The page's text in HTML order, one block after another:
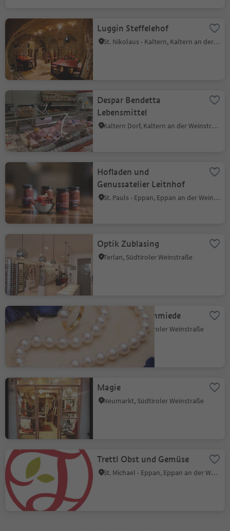
Luggin Steffelehof
St. Nikolaus - Kaltern, Kaltern an der Weinstraße, Südtiroler Weinstraße
Despar Bendetta
Lebensmittel
Kaltern Dorf, Kaltern an der Weinstraße, Südtiroler Weinstraße
Hofladen und
Genussatelier Leitnhof
St. Pauls - Eppan, Eppan an der Weinstraße, Südtiroler Weinstraße
Optik Zublasing
Terlan, Südtiroler Weinstraße
Oreade Goldschmiede
Neumarkt, Südtiroler Weinstraße
Magie
Neumarkt, Südtiroler Weinstraße
Trettl Obst und Gemüse
St. Michael - Eppan, Eppan an der Weinstraße, Südtiroler Weinstraße